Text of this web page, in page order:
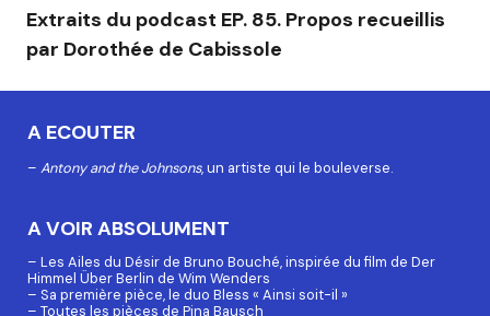
Extraits du podcast EP. 85. Propos recueillis
par Dorothée de Cabissole
A ECOUTER
– Antony and the Johnsons, un artiste qui le bouleverse.
A VOIR ABSOLUMENT
– Les Ailes du Désir de Bruno Bouché, inspirée du film de Der
Himmel Über Berlin de Wim Wenders
– Sa première pièce, le duo Bless « Ainsi soit-il »
– Toutes les pièces de Pina Bausch